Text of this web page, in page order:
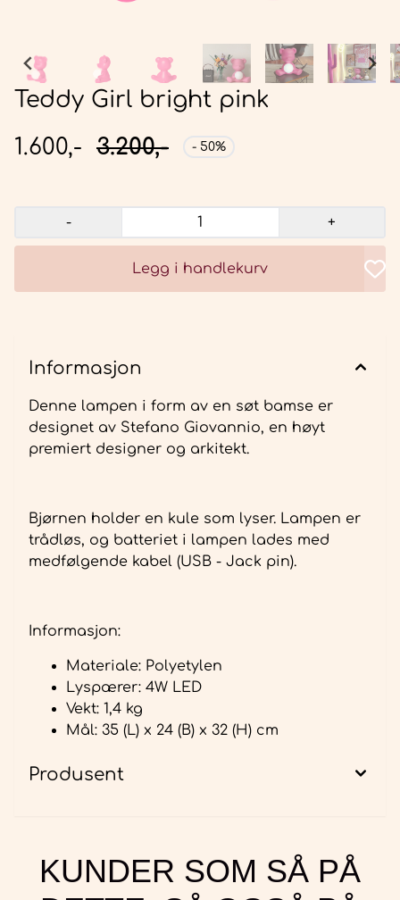
Teddy Girl bright pink
1.600,- 3.200,- - 50%
- +
Legg i handlekurv
Informasjon
Denne lampen i form av en søt bamse er
designet av Stefano Giovannio, en høyt
premiert designer og arkitekt.
Bjørnen holder en kule som lyser. Lampen er
trådløs, og batteriet i lampen lades med
medfølgende kabel (USB - Jack pin).
Informasjon:
Materiale: Polyetylen
Lyspærer: 4W LED
Vekt: 1,4 kg
Mål: 35 (L) x 24 (B) x 32 (H) cm
Produsent
KUNDER SOM SÅ PÅ